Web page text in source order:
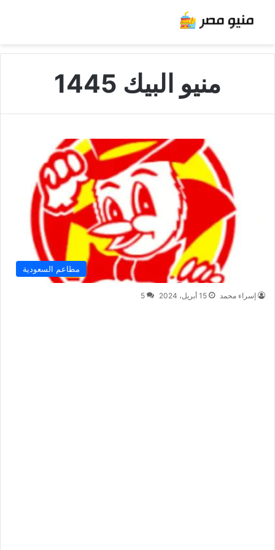
منيو البيك 1445
مطاعم السعودية
إسراء محمد 15 أبريل، 2024 5